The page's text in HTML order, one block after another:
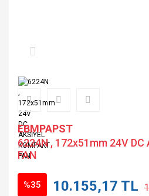
EBMPAPST
6224N , 172x51mm 24V DC
FAN
%35 10.155,17 TL